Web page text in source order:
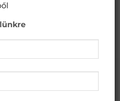
és kapsz 10%-ot az